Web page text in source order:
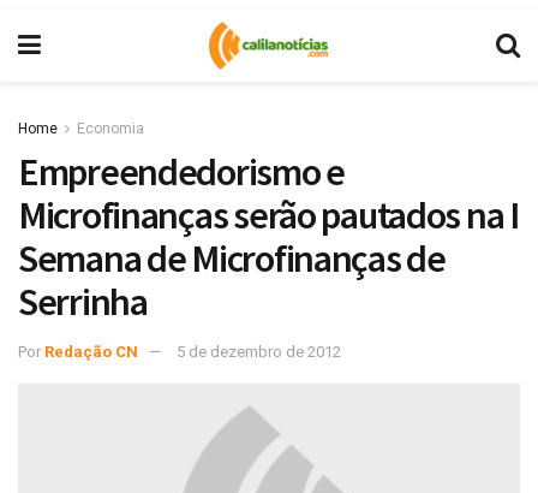
Home Economia
Empreendedorismo e
Microfinanças serão pautados na I
Semana de Microfinanças de
Serrinha
Por Redação CN 5 de dezembro de 2012